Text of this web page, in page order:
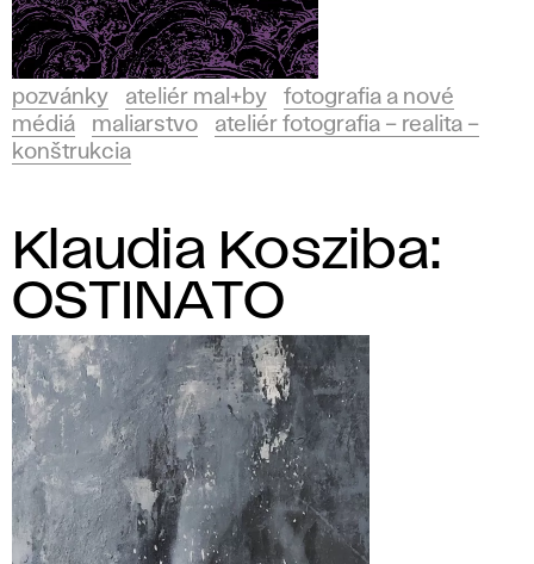
pozvánky ateliér mal+by
fotografia a nové
médiá
maliarstvo
ateliér fotografia – realita –
konštrukcia
Klaudia Kosziba:
OSTINATO